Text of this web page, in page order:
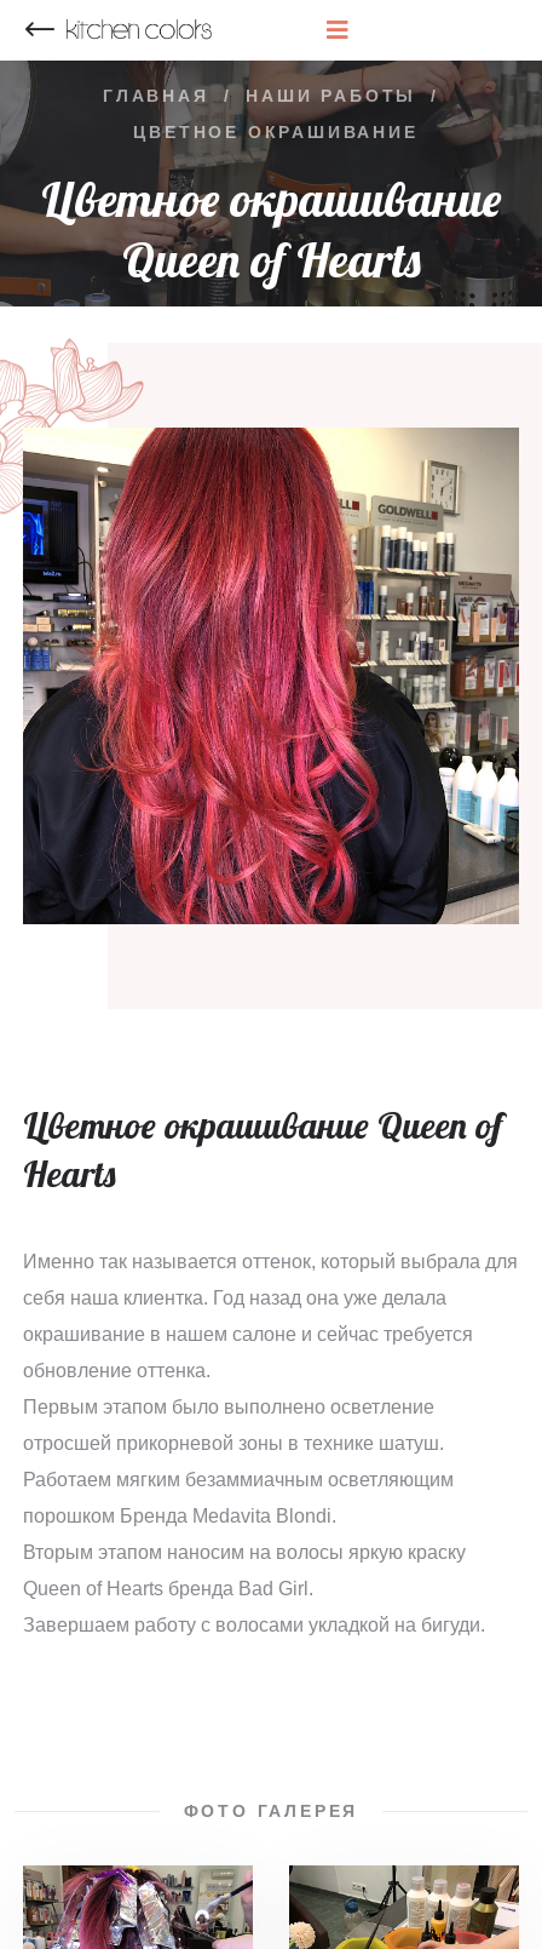
ГЛАВНАЯ / НАШИ РАБОТЫ
/
ЦВЕТНОЕ ОКРАШИВАНИЕ
Цветное окрашивание
Queen of Hearts
Цветное окрашивание Queen of
Hearts
Именно так называется оттенок, который выбрала для
себя наша клиентка. Год назад она уже делала
окрашивание в нашем салоне и сейчас требуется
обновление оттенка.
Первым этапом было выполнено осветление
отросшей прикорневой зоны в технике шатуш.
Работаем мягким безаммиачным осветляющим
порошком Бренда Medavita Blondi.
Вторым этапом наносим на волосы яркую краску
Queen of Hearts бренда Bad Girl.
Завершаем работу с волосами укладкой на бигуди.
ФОТО ГАЛЕРЕЯ
НАЗАД